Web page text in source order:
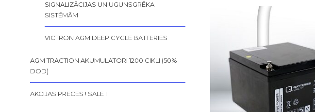
SIGNALIZĀCIJAS UN UGUNSGRĒKA
SISTĒMĀM
VICTRON AGM DEEP CYCLE BATTERIES
AGM TRACTION AKUMULATORI 1200 CIKLI (50%
DOD)
AKCIJAS PRECES ! SALE !